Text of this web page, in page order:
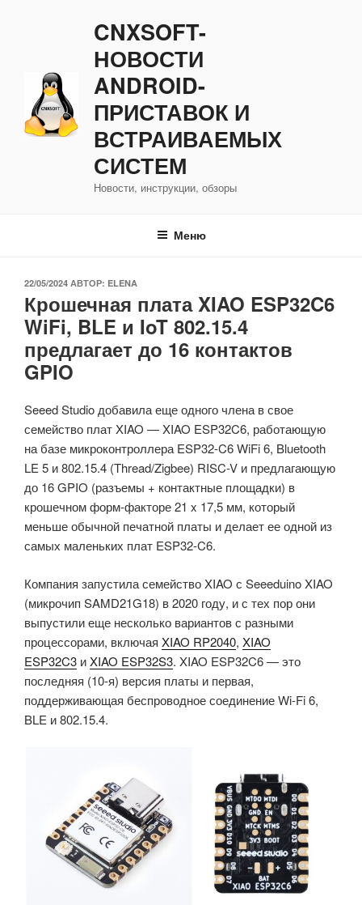
CNXSOFT-
НОВОСТИ
ANDROID-
ПРИСТАВОК И
ВСТРАИВАЕМЫХ
СИСТЕМ
Новости, инструкции, обзоры
Меню
ОПУБЛИКОВАНО
22/05/2024 АВТОР: ELENA
Крошечная плата XIAO ESP32C6
WiFi, BLE и IoT 802.15.4
предлагает до 16 контактов
GPIO
Seeed Studio добавила еще одного члена в свое
семейство плат XIAO — XIAO ESP32C6, работающую
на базе микроконтроллера ESP32-C6 WiFi 6, Bluetooth
LE 5 и 802.15.4 (Thread/Zigbee) RISC-V и предлагающую
до 16 GPIO (разъемы + контактные площадки) в
крошечном форм-факторе 21 x 17,5 мм, который
меньше обычной печатной платы и делает ее одной из
самых маленьких плат ESP32-C6.
Компания запустила семейство XIAO с Seeeduino XIAO
(микрочип SAMD21G18) в 2020 году, и с тех пор они
выпустили еще несколько вариантов с разными
процессорами, включая XIAO RP2040, XIAO
ESP32C3 иXIAO ESP32S3. XIAO ESP32C6 — это
последняя (10-я) версия платы и первая,
поддерживающая беспроводное соединение Wi-Fi 6,
BLE и 802.15.4.